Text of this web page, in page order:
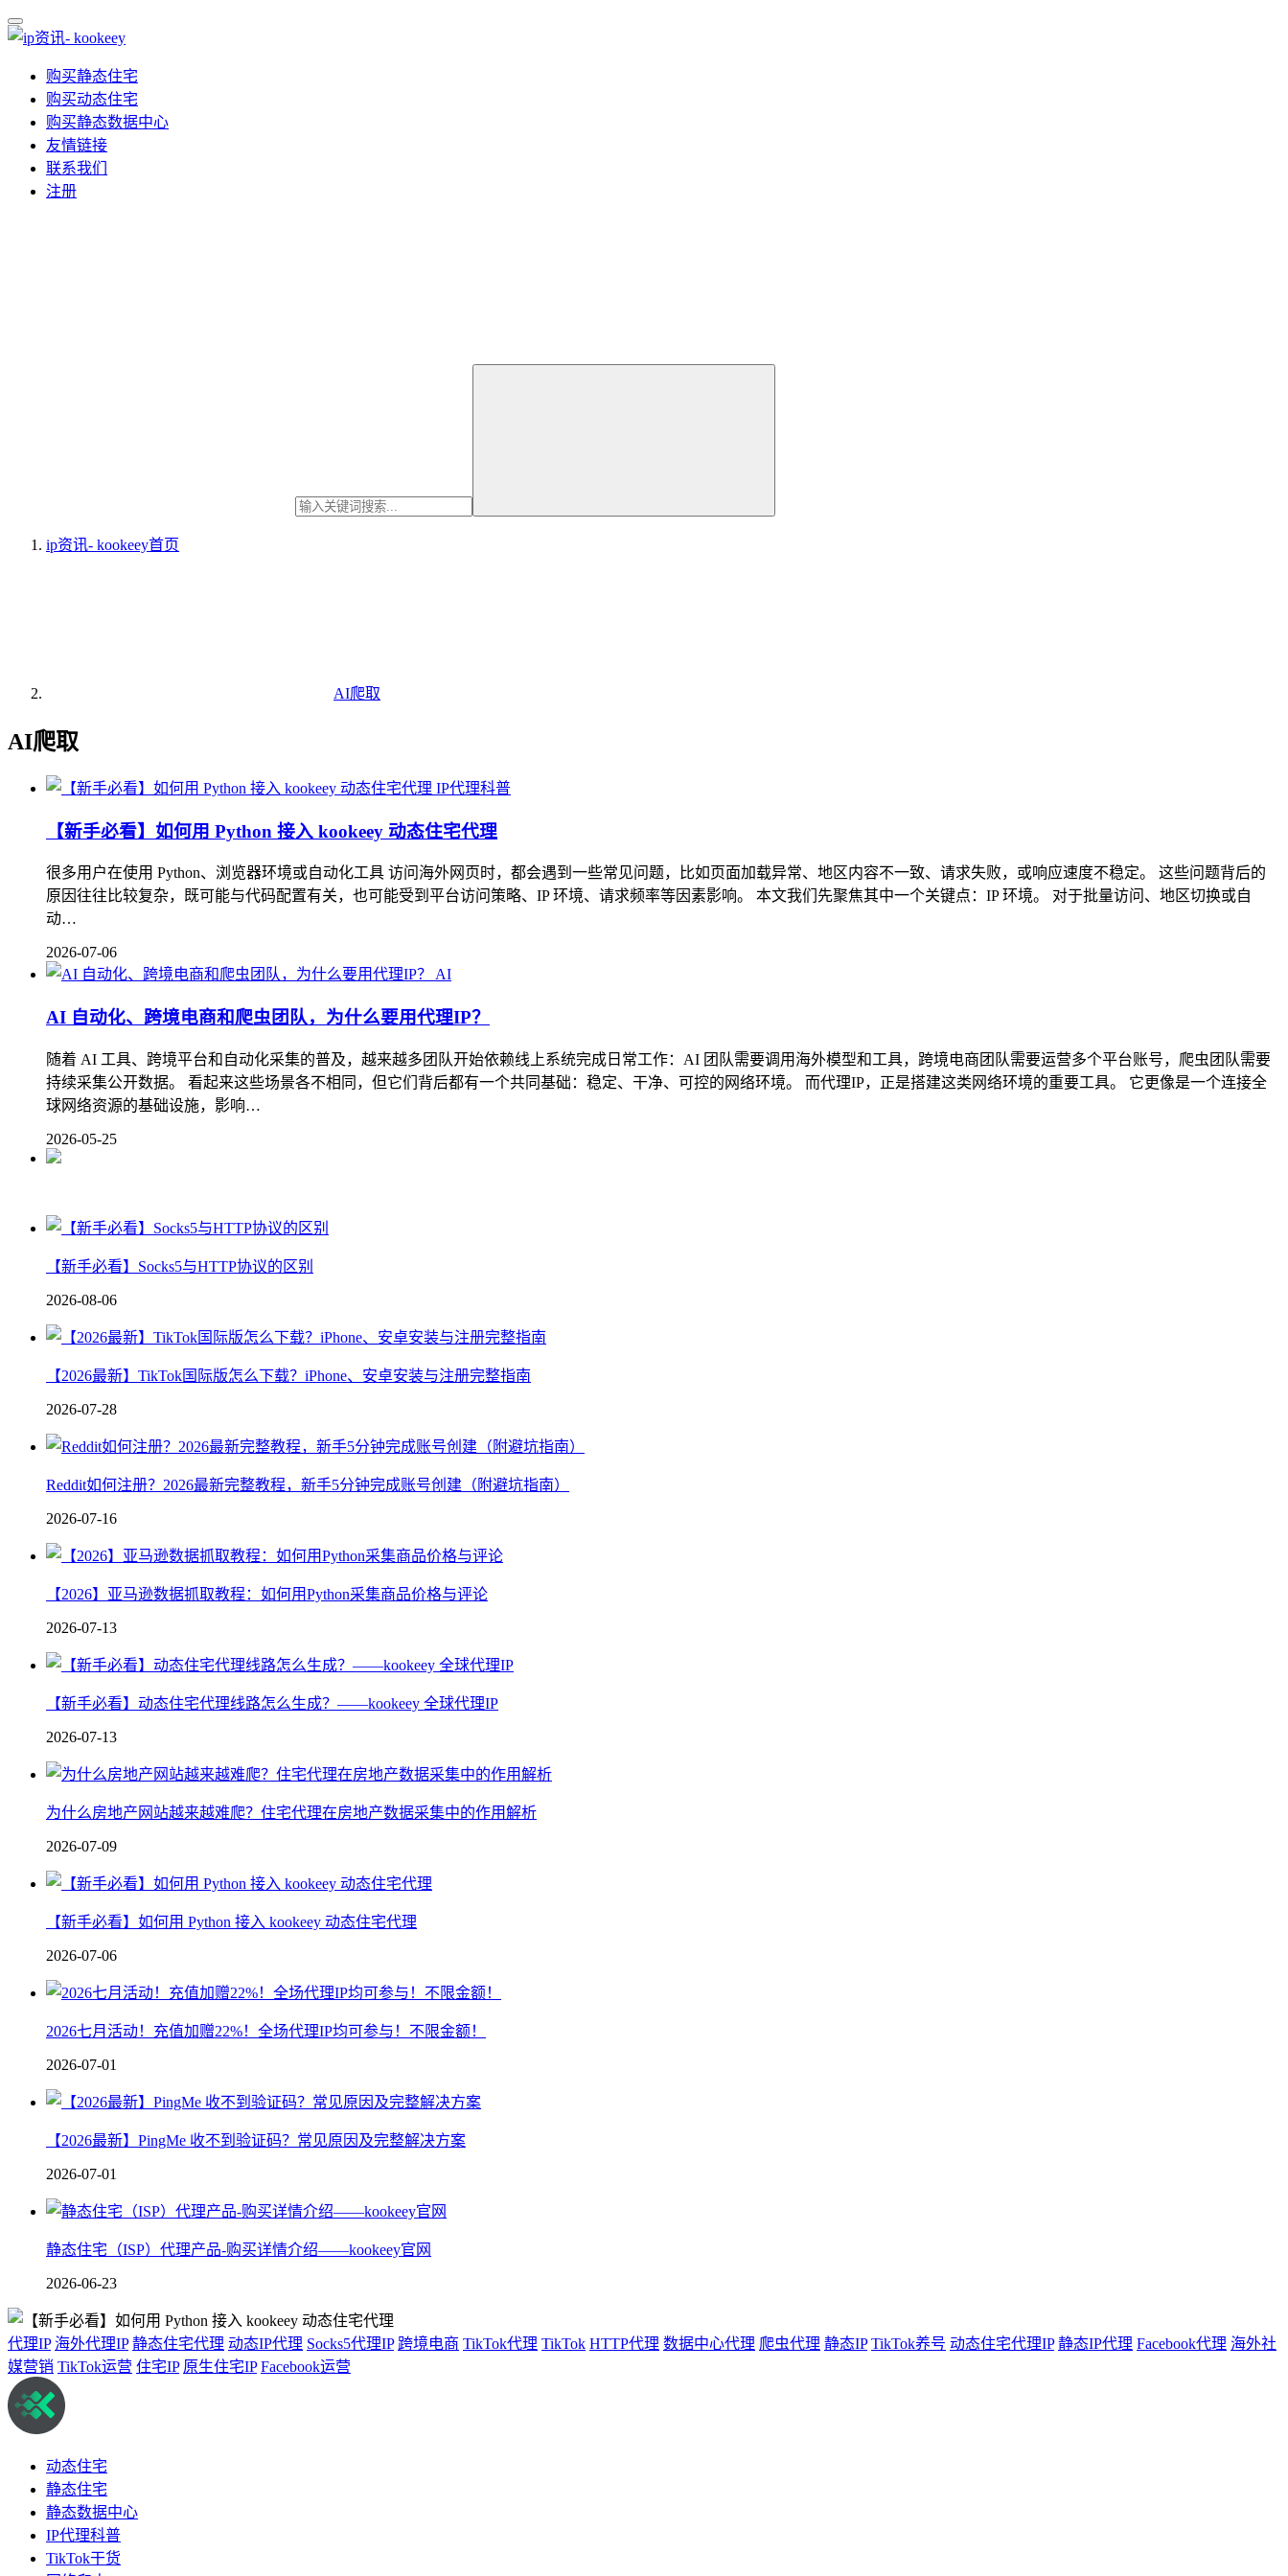
购买静态住宅
购买动态住宅
购买静态数据中心
友情链接
联系我们
注册
ip资讯- kookeey首页
AI爬取
AI爬取
IP代理科普
【新手必看】如何用 Python 接入 kookeey 动态住宅代理
很多用户在使用 Python、浏览器环境或自动化工具 访问海外网页时，都会遇到一些常见问题，比如页面加载异常、地区内容不一致、请求失败，或响应速度不稳定。 这些问题背后的
原因往往比较复杂，既可能与代码配置有关，也可能受到平台访问策略、IP 环境、请求频率等因素影响。 本文我们先聚焦其中一个关键点：IP 环境。 对于批量访问、地区切换或自
动…
2026-07-06
AI
AI 自动化、跨境电商和爬虫团队，为什么要用代理IP？
随着 AI 工具、跨境平台和自动化采集的普及，越来越多团队开始依赖线上系统完成日常工作：AI 团队需要调用海外模型和工具，跨境电商团队需要运营多个平台账号，爬虫团队需要
持续采集公开数据。 看起来这些场景各不相同，但它们背后都有一个共同基础：稳定、干净、可控的网络环境。 而代理IP，正是搭建这类网络环境的重要工具。 它更像是一个连接全
球网络资源的基础设施，影响…
2026-05-25
【新手必看】Socks5与HTTP协议的区别
2026-08-06
【2026最新】TikTok国际版怎么下载？iPhone、安卓安装与注册完整指南
2026-07-28
Reddit如何注册？2026最新完整教程，新手5分钟完成账号创建（附避坑指南）
2026-07-16
【2026】亚马逊数据抓取教程：如何用Python采集商品价格与评论
2026-07-13
【新手必看】动态住宅代理线路怎么生成？——kookeey 全球代理IP
2026-07-13
为什么房地产网站越来越难爬？住宅代理在房地产数据采集中的作用解析
2026-07-09
【新手必看】如何用 Python 接入 kookeey 动态住宅代理
2026-07-06
2026七月活动！充值加赠22%！全场代理IP均可参与！不限金额！
2026-07-01
【2026最新】PingMe 收不到验证码？常见原因及完整解决方案
2026-07-01
静态住宅（ISP）代理产品-购买详情介绍——kookeey官网
2026-06-23
代理IP 海外代理IP 静态住宅代理 动态IP代理 Socks5代理IP 跨境电商 TikTok代理 TikTok HTTP代理 数据中心代理 爬虫代理 静态IP TikTok养号 动态住宅代理IP 静态IP代理 Facebook代理 海外社
媒营销 TikTok运营 住宅IP 原生住宅IP Facebook运营
动态住宅
静态住宅
静态数据中心
IP代理科普
TikTok干货